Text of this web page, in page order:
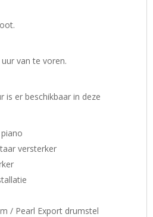
van te voren.
is er beschikbaar in deze
versterker
/ Pearl Export drumstel